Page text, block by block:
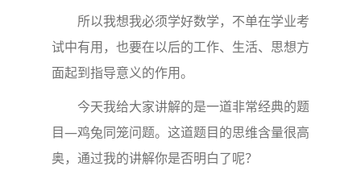
所以我想我必须学好数学，不单在学业考
试中有用，也要在以后的工作、生活、思想方
面起到指导意义的作用。
今天我给大家讲解的是一道非常经典的题
目—鸡兔同笼问题。这道题目的思维含量很高
奥，通过我的讲解你是否明白了呢？